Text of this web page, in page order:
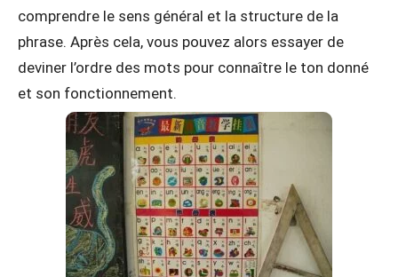
comprendre le sens général et la structure de la
phrase. Après cela, vous pouvez alors essayer de
deviner l’ordre des mots pour connaître le ton donné
et son fonctionnement.